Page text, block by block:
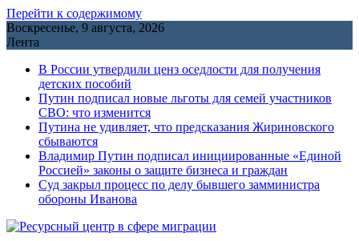
Перейти к содержимому
Воскресенье, 9 августа, 2026
Лента
В России утвердили ценз оседлости для получения
детских пособий
Путин подписал новые льготы для семей участников
СВО: что изменится
Путина не удивляет, что предсказания Жириновского
сбываются
Владимир Путин подписал инициированные «Единой
Россией» законы о защите бизнеса и граждан
Cуд закрыл процесс по делу бывшего замминистра
обороны Иванова